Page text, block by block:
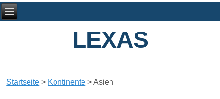
LEXAS
Startseite > Kontinente >Asien